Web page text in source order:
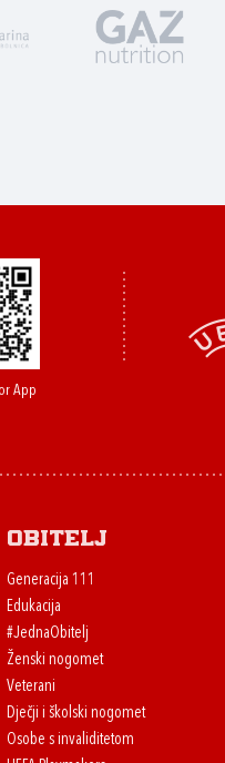
App
Obitelj
Generacija 111
Edukacija
#JednaObitelj
Ženski nogomet
Veterani
Dječji i školski nogomet
Osobe s invaliditetom